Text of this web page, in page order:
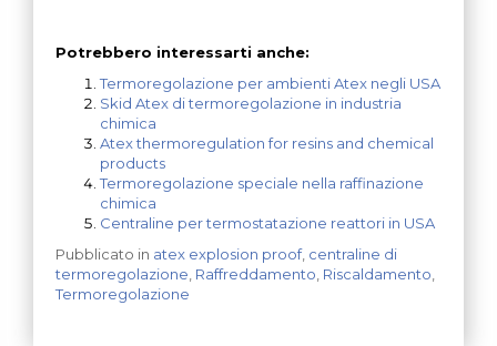
Potrebbero interessarti anche:
Termoregolazione per ambienti Atex negli USA
Skid Atex di termoregolazione in industria
chimica
Atex thermoregulation for resins and chemical
products
Termoregolazione speciale nella raffinazione
chimica
Centraline per termostatazione reattori in USA
Pubblicato in atex explosion proof, centraline di
termoregolazione Raffreddamento Riscaldamento
Termoregolazione